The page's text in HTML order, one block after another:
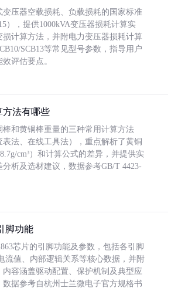
变压器空载损耗、负载损耗的国家标准
），提供1000kVA变压器损耗计算实
损计算方法，并附电力变压器损耗计算
SCB13等常见型号参数，指导用户
评估要点。
方法有哪些
棒和黄铜棒重量的三种常用计算方法
表法、在线工具法），重点解析了黄铜
cm³）和计算公式的差异，并提供实
分析及选材建议，数据参考GB/T 4423-
脚功能
芯片的引脚功能及参数，包括各引脚
流值、内部逻辑关系等核心数据，并附
内容涵盖驱动配置、保护机制及典型应
数据参考自杭州士兰微电子官方规格书